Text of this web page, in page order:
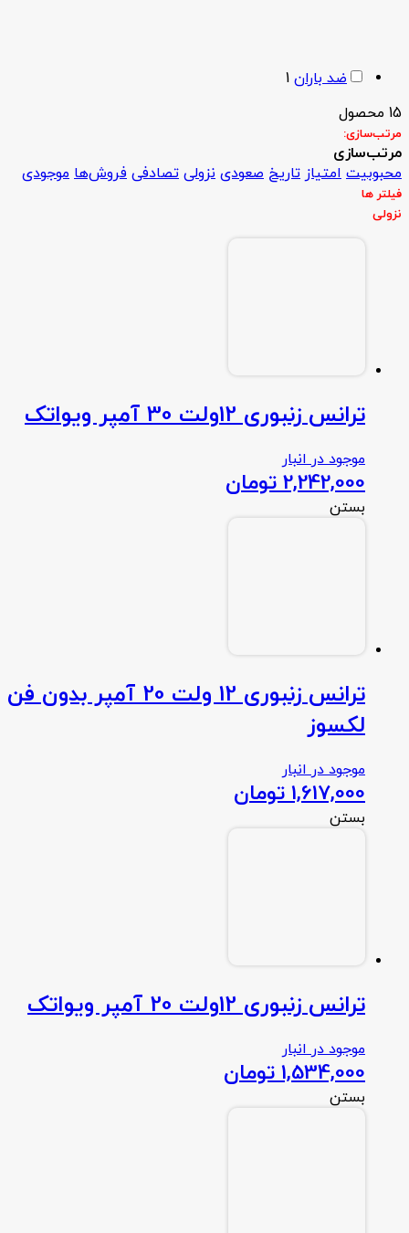
ضد باران 1
15 محصول
مرتب‌سازی:
مرتب‌سازی
محبوبیت امتیاز تاریخ صعودی نزولی تصادفی فروش‌ها موجودی
فیلتر ها
نزولی
ترانس زنبوری 12ولت 30 آمپر ویواتک
موجود در انبار
2,242,000 تومان
بستن
ترانس زنبوری 12 ولت 20 آمپر بدون فن
لکسوز
موجود در انبار
1,617,000 تومان
بستن
ترانس زنبوری 12ولت 20 آمپر ویواتک
موجود در انبار
1,534,000 تومان
بستن